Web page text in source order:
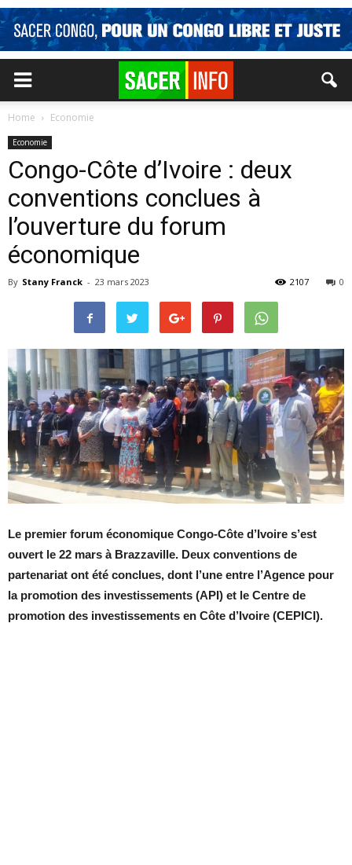
Home Economie
Economie
Congo-Côte d’Ivoire : deux
conventions conclues à
l’ouverture du forum
économique
By Stany Franck - 23 mars 2023 0
2107
Le premier forum économique Congo-Côte d’Ivoire s’est
ouvert le 22 mars à Brazzaville. Deux conventions de
partenariat ont été conclues, dont l’une entre l’Agence pour
la promotion des investissements (API) et le Centre de
promotion des investissements en Côte d’Ivoire (CEPICI).